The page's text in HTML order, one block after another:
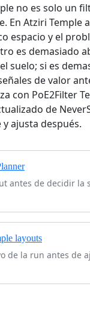
no es solo un
En Atziri Temple
espacio y el
es demasiado
suelo; si es
de valor
con PoE2Filter
de
ajusta después.
antes de decidir la
layouts
de la run antes de